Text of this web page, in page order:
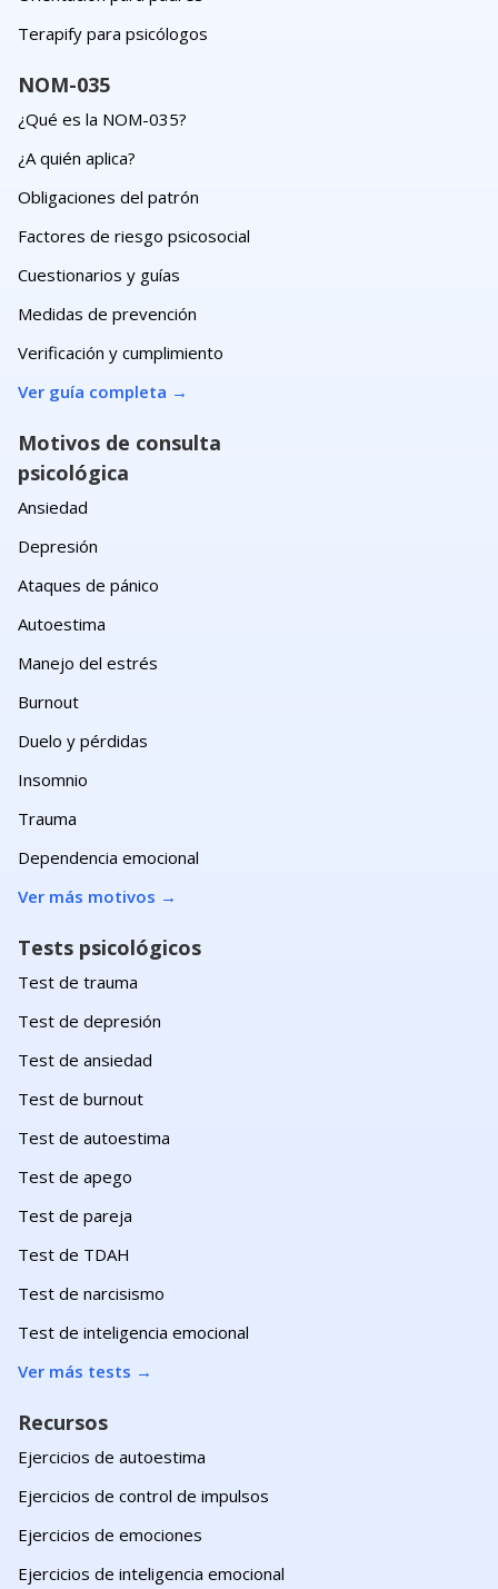
Terapify para psicólogos
NOM-035
¿Qué es la NOM-035?
¿A quién aplica?
Obligaciones del patrón
Factores de riesgo psicosocial
Cuestionarios y guías
Medidas de prevención
Verificación y cumplimiento
Ver guía completa →
Motivos de consulta
psicológica
Ansiedad
Depresión
Ataques de pánico
Autoestima
Manejo del estrés
Burnout
Duelo y pérdidas
Insomnio
Trauma
Dependencia emocional
Ver más motivos →
Tests psicológicos
Test de trauma
Test de depresión
Test de ansiedad
Test de burnout
Test de autoestima
Test de apego
Test de pareja
Test de TDAH
Test de narcisismo
Test de inteligencia emocional
Ver más tests →
Recursos
Ejercicios de autoestima
Ejercicios de control de impulsos
Ejercicios de emociones
Ejercicios de inteligencia emocional